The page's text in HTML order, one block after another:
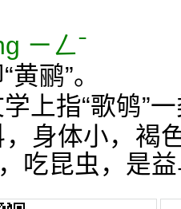
ㄧㄥˉ
鹂”。
上指“歌鸲”
身体小，褐
吃昆虫，是